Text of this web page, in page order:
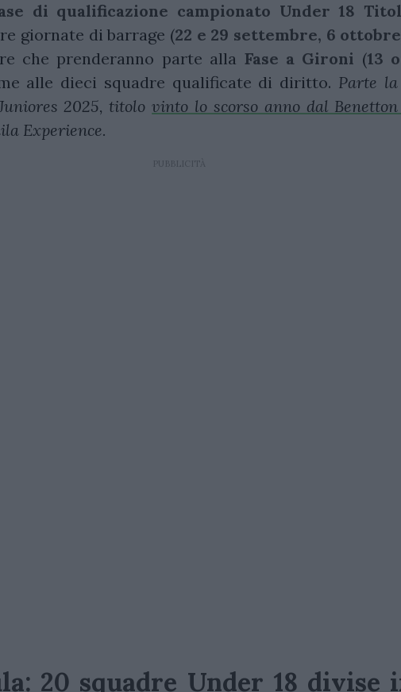
di qualificazione campionato Under 18
giornate di barrage (22 e 29 settembre, 6 ottobre
che prenderanno parte alla Fase a Gironi (13
alle dieci squadre qualificate di diritto. Parte
2025, titolovinto lo scorso anno dal
Experience.
20 squadre Under 18 divise